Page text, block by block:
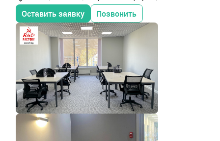
Оставить заявку Позвонить